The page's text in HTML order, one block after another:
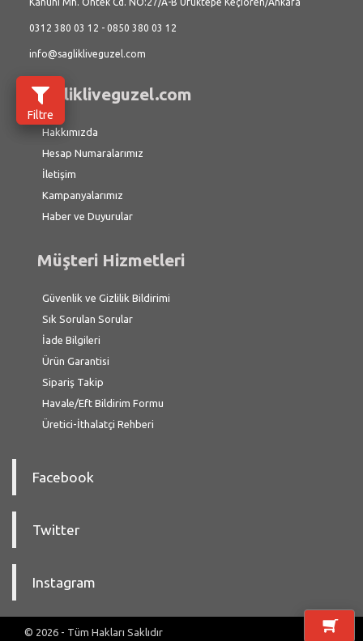
Filtre
0312 380 03 12 - 0850 380 03 12
info@saglikliveguzel.com
saglikliveguzel.com
Hakkımızda
Hesap Numaralarımız
İletişim
Kampanyalarımız
Haber ve Duyurular
Müşteri Hizmetleri
Güvenlik ve Gizlilik Bildirimi
Sık Sorulan Sorular
İade Bilgileri
Ürün Garantisi
Sipariş Takip
Havale/Eft Bildirim Formu
Üretici-İthalatçi Rehberi
Facebook
Twitter
Instagram
© 2026 - Tüm Hakları Saklıdır